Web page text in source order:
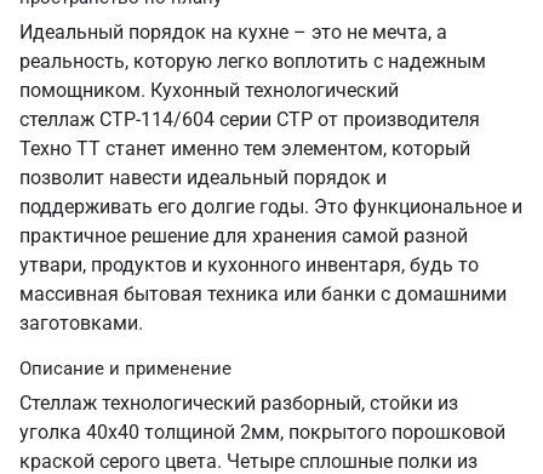
Идеальный порядок на кухне – это не мечта, а
реальность, которую легко воплотить с надежным
помощником. Кухонный технологический
стеллаж СТР-114/604 серии СТР от производителя
Техно ТТ станет именно тем элементом, который
позволит навести идеальный порядок и
поддерживать его долгие годы. Это функциональное и
практичное решение для хранения самой разной
утвари, продуктов и кухонного инвентаря, будь то
массивная бытовая техника или банки с домашними
заготовками.
Описание и применение
Стеллаж технологический разборный, стойки из
уголка 40х40 толщиной 2мм, покрытого порошковой
краской серого цвета. Четыре сплошные полки из